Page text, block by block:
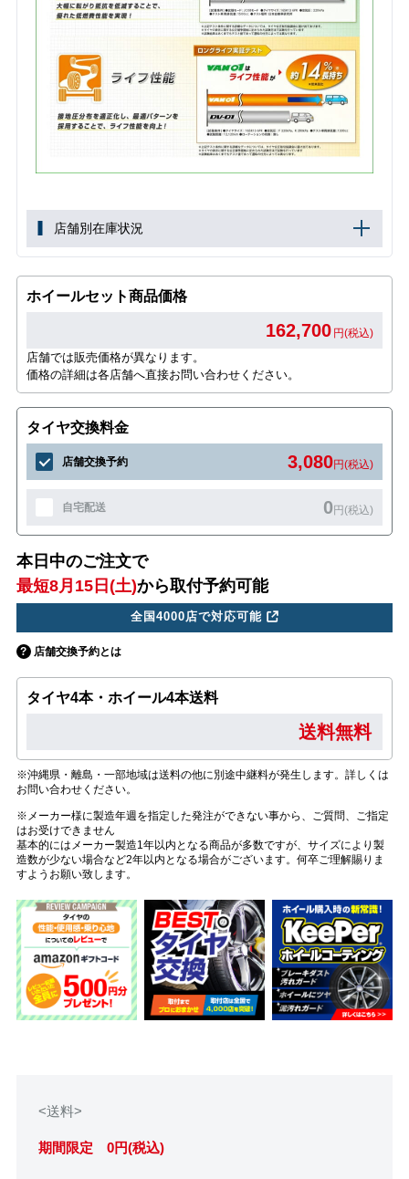
店舗別在庫状況
ホイールセット商品価格
162,700 円(税込)
店舗では販売価格が異なります。
価格の詳細は各店舗へ直接お問い合わせください。
タイヤ交換料金
店舗交換予約 3,080円(税込)
自宅配送 0円(税込)
本日中のご注文で
最短8月15日(土)から取付予約可能
全国4000店で対応可能
店舗交換予約とは
タイヤ4本・ホイール4本送料
送料無料
※沖縄県・離島・一部地域は送料の他に別途中継料が発生します。詳しくは
お問い合わせください。
※メーカー様に製造年週を指定した発注ができない事から、ご質問、ご指定
はお受けできません
基本的にはメーカー製造1年以内となる商品が多数ですが、サイズにより製
造数が少ない場合など2年以内となる場合がございます。何卒ご理解賜りま
すようお願い致します。
<送料>
期間限定 0円(税込)